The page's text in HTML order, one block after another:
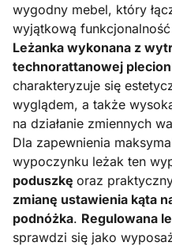
wygodny mebel, który
wyjątkową
Leżanka wykonana z
technorattanowej
charakteryzuje się
wyglądem, a także
na działanie zmiennych
Dla zapewnienia
wypoczynku leżak ten
poduszkę oraz
zmianę ustawienia kąta
podnóżka. Regulowana
sprawdzi się jako